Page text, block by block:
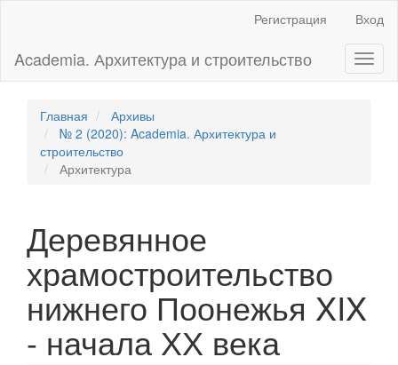
Основное
содержимое
панель
Регистрация Вход
Academia. Архитектура и строительство
Главная
Архивы
№ 2 (2020): Academia. Архитектура и
строительство
Архитектура
Деревянное
храмостроительство
нижнего Поонежья XIX
- начала ХХ века